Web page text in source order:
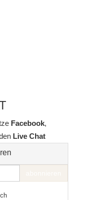
Facebook,
Live Chat